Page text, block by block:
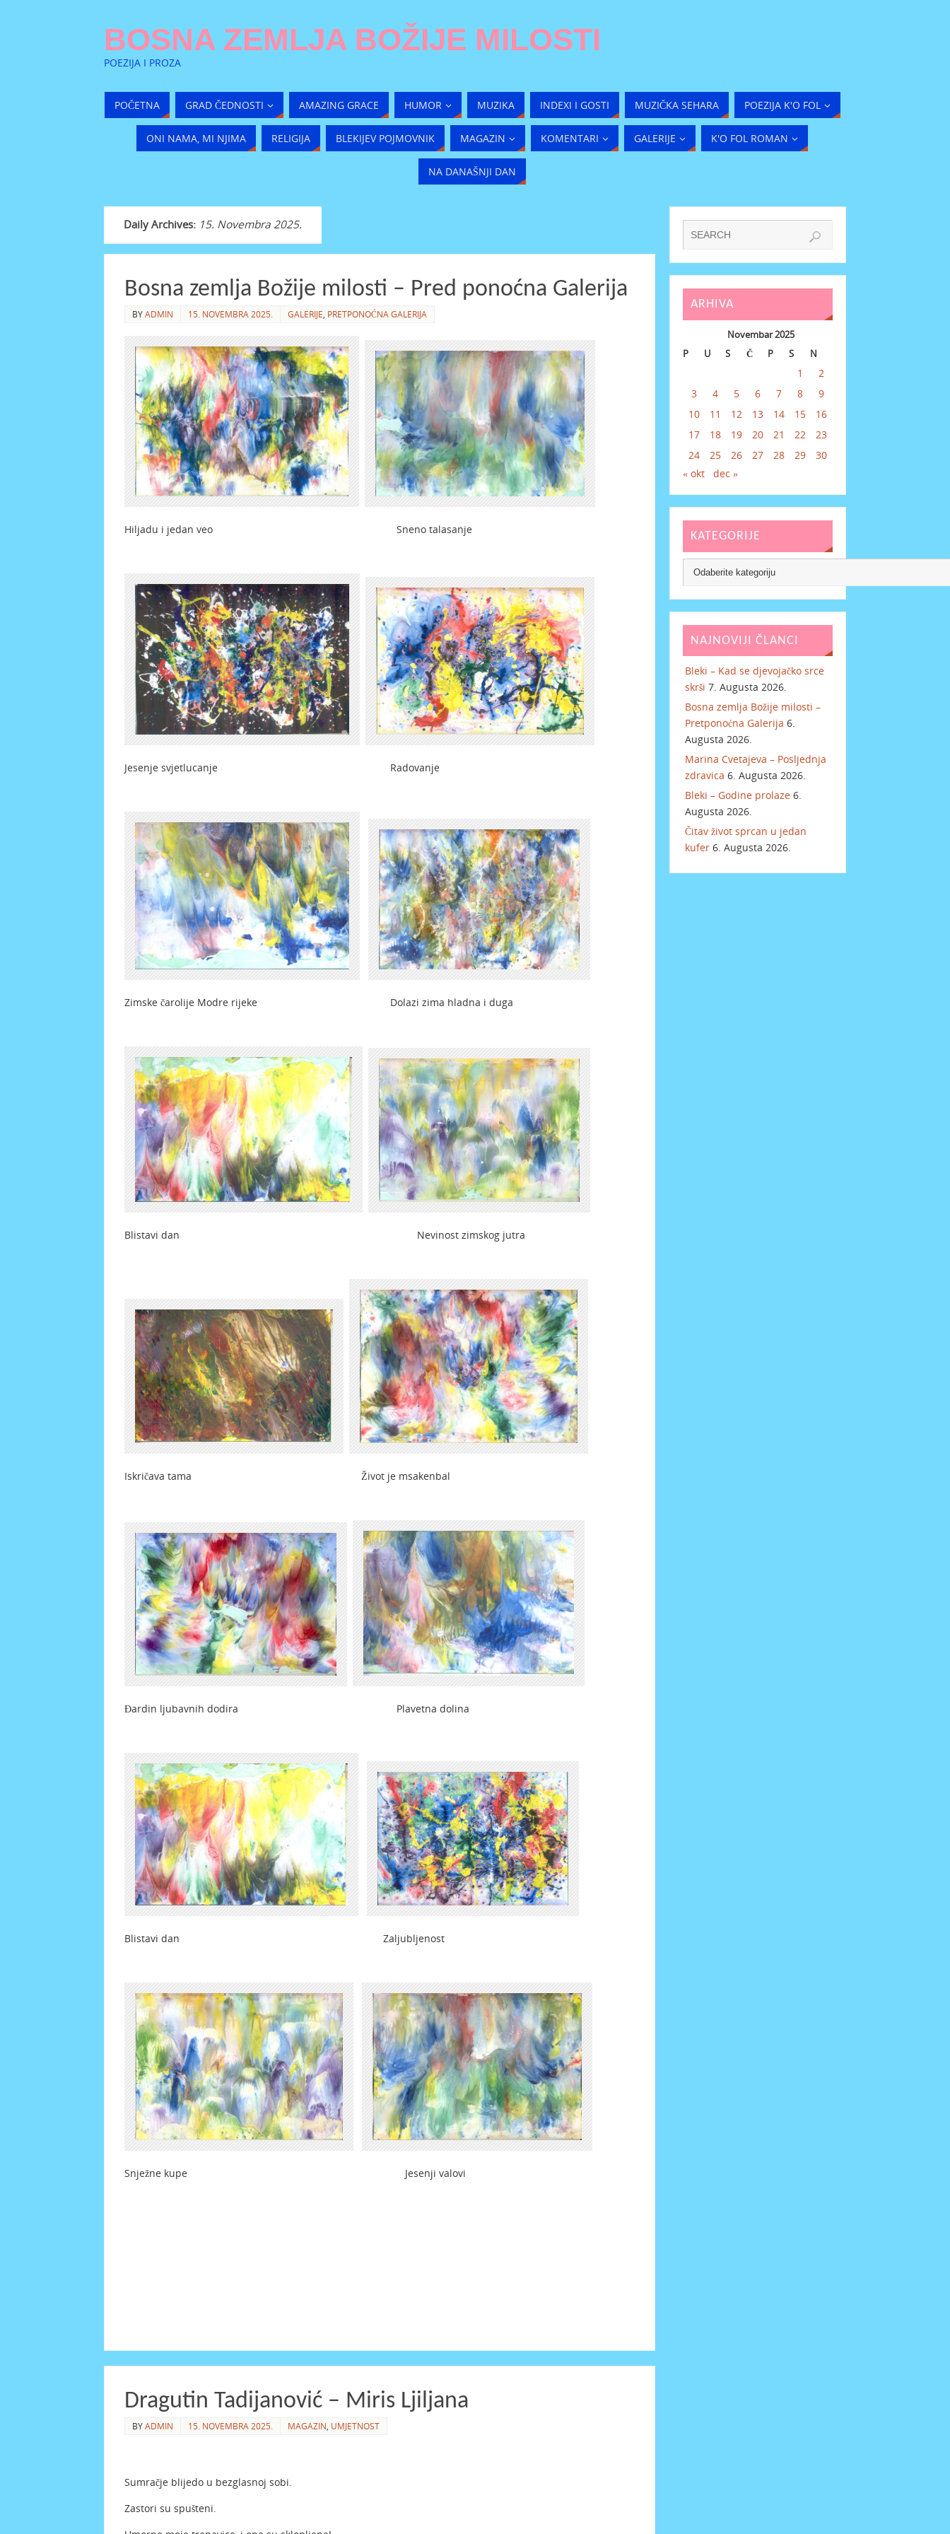
BOSNA ZEMLJA BOŽIJE MILOSTI
POEZIJA I PROZA
POČETNA GRAD ČEDNOSTI AMAZING GRACE HUMOR MUZIKA INDEXI I GOSTI MUZIČKA SEHARA POEZIJA K'O FOL
ONI NAMA, MI NJIMA RELIGIJA BLEKIJEV POJMOVNIK MAGAZIN KOMENTARI GALERIJE K'O FOL ROMAN
NA DANAŠNJI DAN
Daily Archives: 15. Novembra 2025.
Bosna zemlja Božije milosti – Pred ponoćna Galerija
BYADMIN 15. NOVEMBRA 2025. GALERIJE PRETPONOĆNA GALERIJA
Hiljadu i jedan veo Sneno talasanje
Jesenje svjetlucanje Radovanje
Zimske čarolije Modre rijeke Dolazi zima hladna i duga
Blistavi dan Nevinost zimskog jutra
Iskričava tama Život je msakenbal
Đardin ljubavnih dodira Plavetna dolina
Blistavi dan Zaljubljenost
Snježne kupe Jesenji valovi
Dragutin Tadijanović – Miris Ljiljana
BYADMIN 15. NOVEMBRA 2025. MAGAZIN UMJETNOST
Sumračje blijedo u bezglasnoj sobi.
Zastori su spušteni.
ARHIVA
Novembar 2025
P
U S Č P S N
1
2
3
4 5 6 7 8
9
10
11 12 13 14 15
16
17
18 19 20 21 22
23
24
25 26 27 28 29
30
« okt
dec »
KATEGORIJE
NAJNOVIJI ČLANCI
Bleki – Kad se djevojačko srce
skrši 7. Augusta 2026.
Bosna zemlja Božije milosti –
Pretponoćna Galerija 6.
Augusta 2026.
Marina Cvetajeva – Posljednja
zdravica 6. Augusta 2026.
Bleki – Godine prolaze 6.
Augusta 2026.
Čitav život sprcan u jedan
kufer 6. Augusta 2026.